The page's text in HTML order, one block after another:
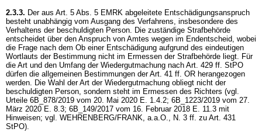
2.3.3. Der aus Art. 5 Abs. 5 EMRK abgeleitete Entschädigungsanspruch
besteht unabhängig vom Ausgang des Verfahrens, insbesondere des
Verhaltens der beschuldigten Person. Die zuständige Strafbehörde
entscheidet über den Anspruch von Amtes wegen im Endentscheid, wobei
die Frage nach dem Ob einer Entschädigung aufgrund des eindeutigen
Wortlauts der Bestimmung nicht im Ermessen der Strafbehörde liegt. Für
die Art und den Umfang der Wiedergutmachung nach Art. 429 ff. StPO
dürfen die allgemeinen Bestimmungen derArt. 41 ff. OR herangezogen
werden. Die Wahl der Art der Wiedergutmachung obliegt nicht der
beschuldigten Person, sondern steht im Ermessen des Richters (vgl.
Urteile 6B_878/2019 vom 20. Mai 2020 E. 1.4.2; 6B_1223/2019 vom 27.
März 2020 E. 8.3; 6B_149/2017 vom 16. Februar 2018 E. 11.3 mit
Hinweisen; vgl. WEHRENBERG/FRANK, a.a.O., N. 3 ff. zu Art. 431
StPO).